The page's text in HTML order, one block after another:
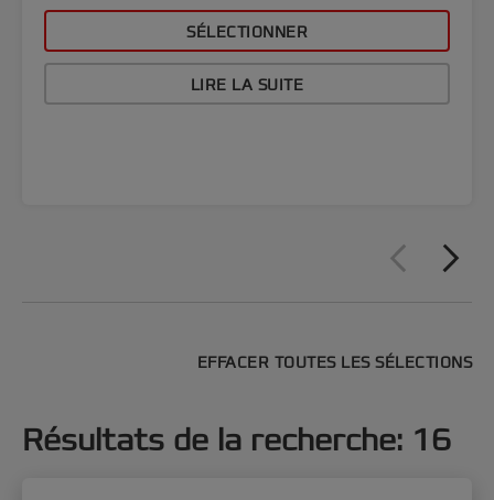
SÉLECTIONNER
LIRE LA SUITE
EFFACER TOUTES LES SÉLECTIONS
Résultats de la recherche: 16